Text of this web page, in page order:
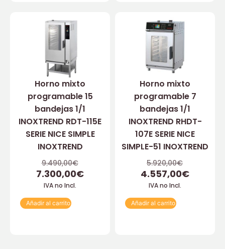
Horno mixto
programable 15
bandejas 1/1
INOXTREND RDT-115E
SERIE NICE SIMPLE
INOXTREND
9.490,00€
7.300,00€
IVA no Incl.
Añadir al carrito
Horno mixto
programable 7
bandejas 1/1
INOXTREND RHDT-
107E SERIE NICE
SIMPLE-51 INOXTREND
5.920,00€
4.557,00€
IVA no Incl.
Añadir al carrito